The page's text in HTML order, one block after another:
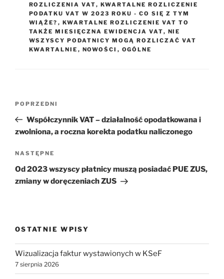
ROZLICZENIA VAT, KWARTALNE ROZLICZENIE
PODATKU VAT W 2023 ROKU - CO SIĘ Z TYM
WIĄŻE? , KWARTALNE ROZLICZENIE VAT TO
TAKŻE MIESIĘCZNA EWIDENCJA VAT, NIE
WSZYSCY PODATNICY MOGĄ ROZLICZAĆ VAT
KWARTALNIE , NOWOŚCI , OGÓLNE
Poprzedni
wpis
POPRZEDNI
Współczynnik VAT – działalność opodatkowana i
zwolniona, a roczna korekta podatku naliczonego
Następny
wpis
NASTĘPNE
Od 2023 wszyscy płatnicy muszą posiadać PUE ZUS,
zmiany w doręczeniach ZUS
OSTATNIE WPISY
Wizualizacja faktur wystawionych w KSeF
7 sierpnia 2026